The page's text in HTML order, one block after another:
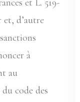
et L. 519-
d’autre
à
au
code des